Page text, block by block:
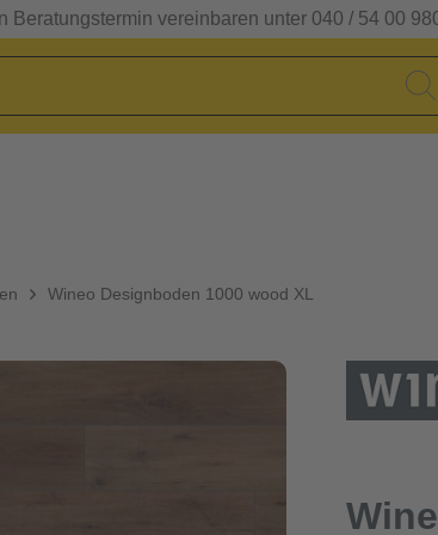
Beratungstermin vereinbaren unter 040 / 54 00
Wineo Designboden 1000 wood XL